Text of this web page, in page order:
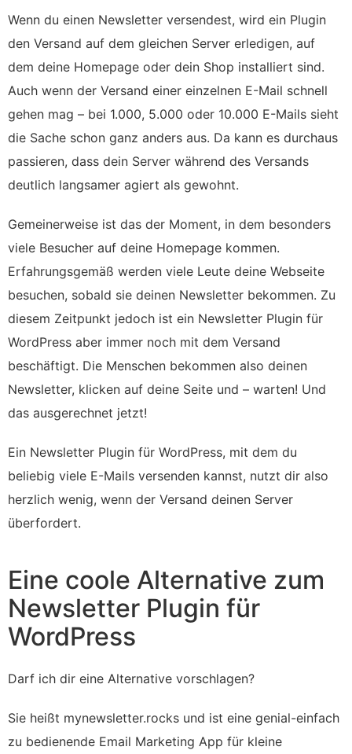
Wenn du einen Newsletter versendest, wird ein Plugin
den Versand auf dem gleichen Server erledigen, auf
dem deine Homepage oder dein Shop installiert sind.
Auch wenn der Versand einer einzelnen E-Mail schnell
gehen mag – bei 1.000, 5.000 oder 10.000 E-Mails sieht
die Sache schon ganz anders aus. Da kann es durchaus
passieren, dass dein Server während des Versands
deutlich langsamer agiert als gewohnt.
Gemeinerweise ist das der Moment, in dem besonders
viele Besucher auf deine Homepage kommen.
Erfahrungsgemäß werden viele Leute deine Webseite
besuchen, sobald sie deinen Newsletter bekommen. Zu
diesem Zeitpunkt jedoch ist ein Newsletter Plugin für
WordPress aber immer noch mit dem Versand
beschäftigt. Die Menschen bekommen also deinen
Newsletter, klicken auf deine Seite und – warten! Und
das ausgerechnet jetzt!
Ein Newsletter Plugin für WordPress, mit dem du
beliebig viele E-Mails versenden kannst, nutzt dir also
herzlich wenig, wenn der Versand deinen Server
überfordert.
Eine coole Alternative zum
Newsletter Plugin für
WordPress
Darf ich dir eine Alternative vorschlagen?
Sie heißt mynewsletter.rocks und ist eine genial-einfach
zu bedienende Email Marketing App für kleine